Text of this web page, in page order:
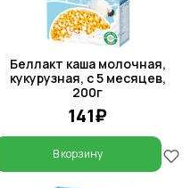
Беллакт каша молочная,
кукурузная, с 5 месяцев,
200г
141₽
В корзину